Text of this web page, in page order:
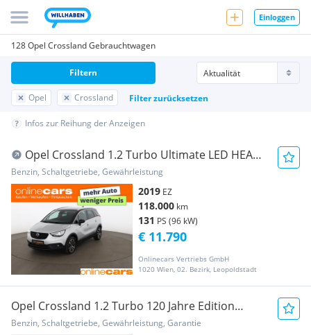
Einloggen
128 Opel Crossland Gebrauchtwagen
Opel Crossland Filter zurücksetzen
Filtern
Infos zur Reihung der Anzeigen
Opel Crossland 1.2 Turbo Ultimate LED HEAD-
UP NAVI PD
Benzin, Schaltgetriebe, Gewährleistung
2019 EZ
118.000 km
131 PS (96 kW)
Onlinecars Vertriebs GmbH
1020 Wien, 02. Bezirk, Leopoldstadt
€ 11.790
Opel Crossland 1.2 Turbo 120 Jahre Edition
LED+SHZ+LM
Benzin, Schaltgetriebe, Gewährleistung, Garantie